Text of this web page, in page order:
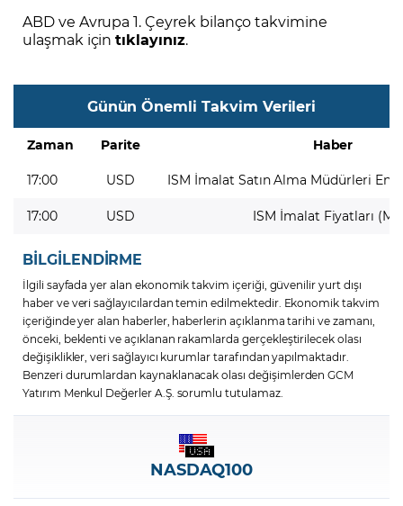
ABD ve Avrupa 1. Çeyrek bilanço takvimine
ulaşmak içintıklayınız.
Günün Önemli Takvim Verileri
Zaman Parite Haber
17:00 USD ISM İmalat Satın Alma Müdürleri
17:00 USD ISM İmalat Fiyatları
BİLGİLENDİRME
İlgili sayfada yer alan ekonomik takvim içeriği, güvenilir yurt dışı
haber ve veri sağlayıcılardan temin edilmektedir. Ekonomik takvim
içeriğinde yer alan haberler, haberlerin açıklanma tarihi ve zamanı,
önceki, beklenti ve açıklanan rakamlarda gerçekleştirilecek olası
değişiklikler, veri sağlayıcı kurumlar tarafından yapılmaktadır.
Benzeri durumlardan kaynaklanacak olası değişimlerden GCM
Yatırım Menkul Değerler A.Ş. sorumlu tutulamaz.
NASDAQ100